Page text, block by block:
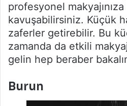
profesyonel
kavuşabilirsiniz. Küçük
zaferler getirebilir. Bu
zamanda da etkili
gelin hep beraber
Burun